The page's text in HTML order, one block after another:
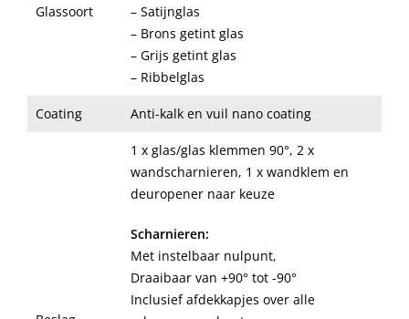
Glassoort
– Satijnglas
– Brons getint glas
– Grijs getint glas
– Ribbelglas
Coating Anti-kalk en vuil nano coating
1 x glas/glas klemmen 90°, 2 x
wandscharnieren, 1 x wandklem en
deuropener naar keuze
Scharnieren:
Met instelbaar nulpunt,
Draaibaar van +90° tot -90°
Inclusief afdekkapjes over alle